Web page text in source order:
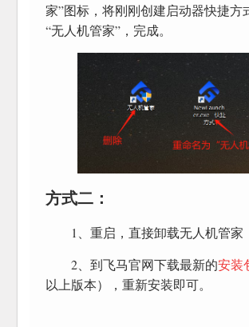
家”图标，将刚刚创建启动器快捷方
“无人机管家”，完成。
方式二：
1、重启，直接卸载无人机管家
2、到飞马官网下载最新的安装
以上版本），重新安装即可。